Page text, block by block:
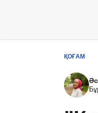
ҚОҒАМ